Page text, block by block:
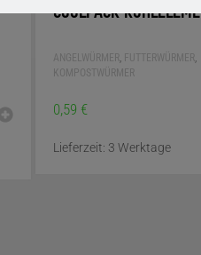
COOLPACK
ANGELWÜRMER FUTTERWÜRMER
KOMPOSTWÜRMER
0,59 €
Lieferzeit: 3 Werktage